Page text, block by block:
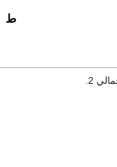
ط
2.